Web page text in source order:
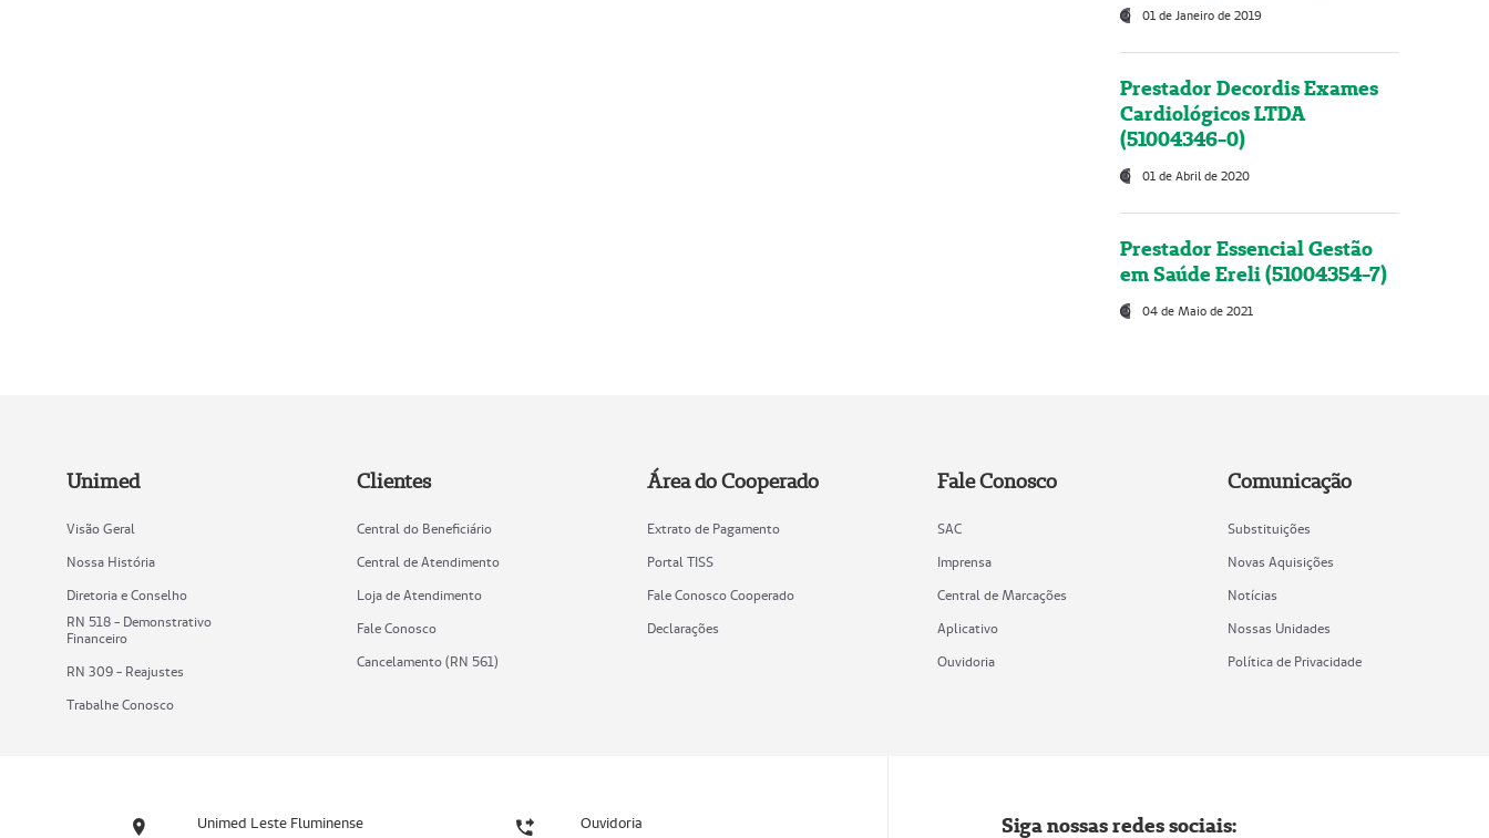
01 de Janeiro de 2019
Prestador Decordis Exames
Cardiológicos LTDA
(51004346-0)
01 de Abril de 2020
Prestador Essencial Gestão
em Saúde Ereli (51004354-7)
04 de Maio de 2021
Unimed
Visão Geral
Nossa História
Diretoria e Conselho
RN 518 - Demonstrativo
Financeiro
RN 309 - Reajustes
Trabalhe Conosco
Clientes
Central do Beneficiário
Central de Atendimento
Loja de Atendimento
Fale Conosco
Cancelamento (RN 561)
Área do Cooperado
Extrato de Pagamento
Portal TISS
Fale Conosco Cooperado
Declarações
Fale Conosco
SAC
Imprensa
Central de Marcações
Aplicativo
Ouvidoria
Comunicação
Substituições
Novas Aquisições
Notícias
Nossas Unidades
Política de Privacidade
Unimed Leste Fluminense Ouvidoria Siga nossas redes sociais: